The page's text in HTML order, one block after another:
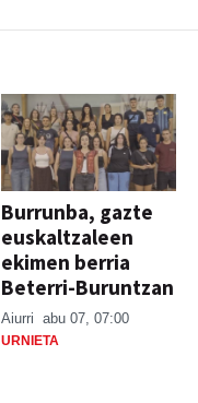
Burrunba, gazte
euskaltzaleen
ekimen berria
Beterri-Buruntzan
Aiurri abu 07, 07:00
URNIETA